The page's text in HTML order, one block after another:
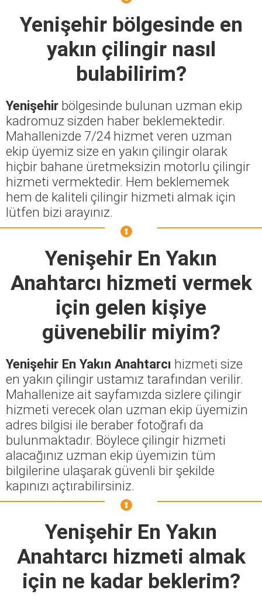
Yenişehirbölgesinde en
yakın çilingir nasıl
bulabilirim?
Yenişehir bölgesinde bulunan uzman ekip
kadromuz sizden haber beklemektedir.
Mahallenizde 7/24 hizmet veren uzman
ekip üyemiz size en yakın çilingir olarak
hiçbir bahane üretmeksizin motorlu çilingir
hizmeti vermektedir. Hem beklememek
hem de kaliteli çilingir hizmeti almak için
lütfen bizi arayınız.
Yenişehir En Yakın
Anahtarcı hizmeti vermek
için gelen kişiye
güvenebilir miyim?
Yenişehir En Yakın Anahtarcı hizmeti size
en yakın çilingir ustamız tarafından verilir.
Mahallenize ait sayfamızda sizlere çilingir
hizmeti verecek olan uzman ekip üyemizin
adres bilgisi ile beraber fotoğrafı da
bulunmaktadır. Böylece çilingir hizmeti
alacağınız uzman ekip üyemizin tüm
bilgilerine ulaşarak güvenli bir şekilde
kapınızı açtırabilirsiniz.
Yenişehir En Yakın
Anahtarcı hizmeti almak
için ne kadar beklerim?